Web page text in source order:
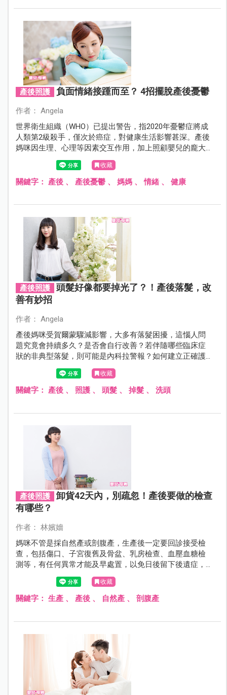
產後照護 負面情緒接踵而至？ 4招擺脫產後憂鬱
作者： Angela
世界衛生組織（WHO）已提出警告，指2020年憂鬱症將成
人類第2級殺手，僅次於癌症，對健康生活影響甚深。產後
媽咪因生理、心理等因素交互作用，加上照顧嬰兒的龐大
壓力，輕微者可能出現產後情緒低落，嚴重時惡化為產後
抑鬱症或產後精神病，不容輕忽。
收藏
關鍵字： 產後、 產後憂鬱、 媽媽、情緒、 健康
產後照護
頭髮好像都要掉光了？！產後落髮，改
善有妙招
作者： Angela
產後媽咪受賀爾蒙驟減影響，大多有落髮困擾，這惱人問
題究竟會持續多久？是否會自行改善？若伴隨哪些臨床症
狀的非典型落髮，則可能是內科拉警報？如何建立正確護
髮習慣、搶救搖搖欲墜的三千煩惱絲，有請專業皮膚科醫
收藏
關鍵字： 產後、 照護、 頭髮、 掉髮、 洗頭
產後照護
卸貨42天內，別疏忽！產後要做的檢查
有哪些？
作者： 林嬪嬙
媽咪不管是採自然產或剖腹產，生產後一定要回診接受檢
查，包括傷口、子宮復舊及骨盆、乳房檢查、血壓血糖檢
測等，有任何異常才能及早處置，以免日後留下後遺症，
而在月子期間，媽咪也要自我警覺，建立良好生活型態，
有任何不適要及時就醫。收藏
關鍵字： 生產、 產後、 自然產、 剖腹產